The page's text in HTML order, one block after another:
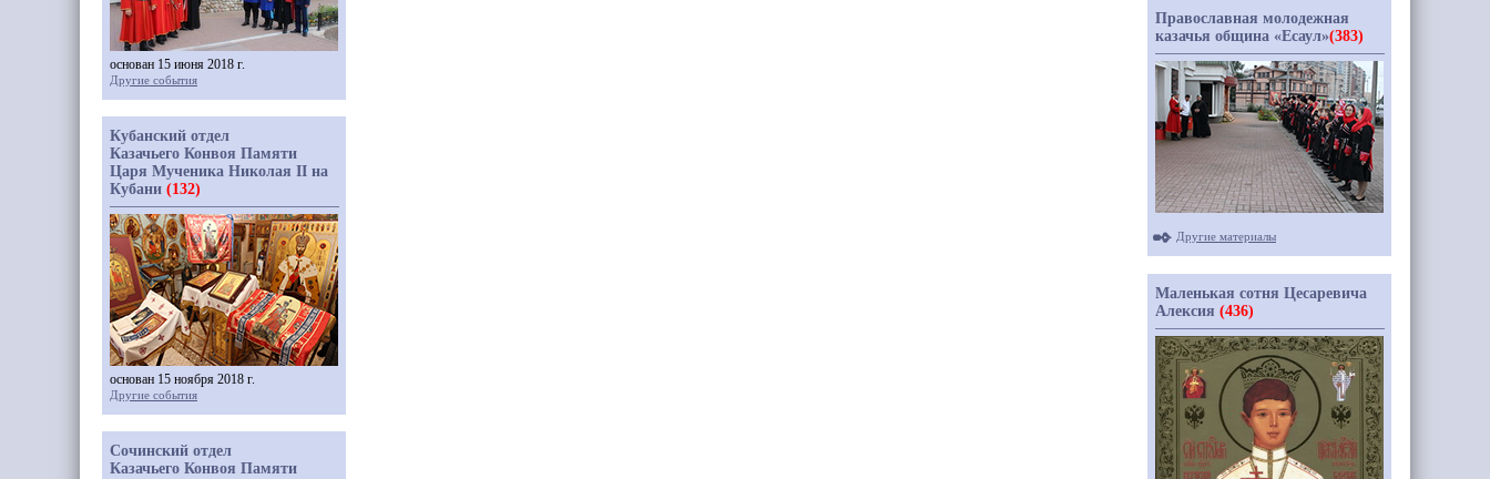
основан 15 июня 2018 г.
Другие события
Кубанский отдел
Казачьего Конвоя Памяти
Царя Мученика Николая II на
Кубани (132)
основан 15 ноября 2018 г.
Другие события
Сочинский отдел
Казачьего Конвоя Памяти
Православная молодежная
казачья община «Есаул»(383)
Другие материалы
Маленькая сотня Цесаревича
Алексия (436)